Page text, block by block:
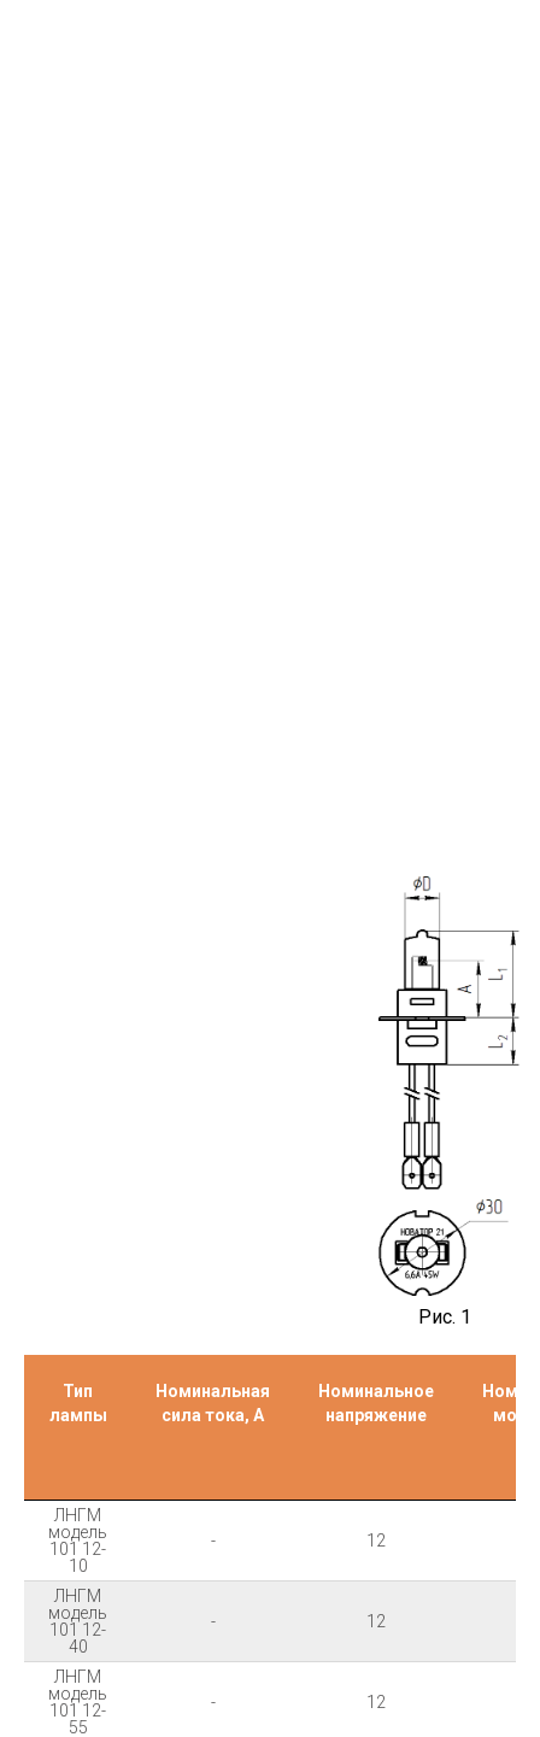
Рис. 1
Тип
лампы
Номинальная
сила тока, А
Номинальное
напряжение
ЛНГМ
модель
101 12-
10
- 12
ЛНГМ
модель
101 12-
40
- 12
ЛНГМ
модель
101 12-
55
- 12